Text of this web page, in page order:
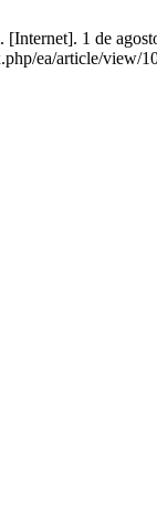
1 de
ea/article/view/